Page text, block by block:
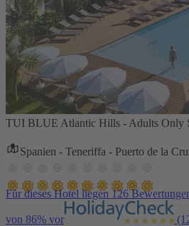
TUI BLUE Atlantic Hills - Adults Only
Spanien - Teneriffa - Puerto de la
Für dieses Hotel liegen 126
von 86% vor